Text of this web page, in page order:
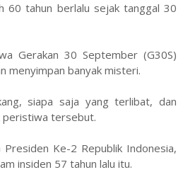
60 tahun berlalu sejak tanggal 30
Gerakan 30 September (G30S)
menyimpan banyak misteri.
siapa saja yang terlibat, dan
peristiwa tersebut.
Ke-2 Republik Indonesia,
insiden 57 tahun lalu itu.